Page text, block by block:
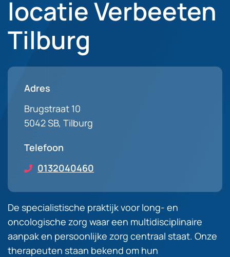
locatie Verbeeten
Tilburg
Adres
Brugstraat 10
5042 SB, Tilburg
Telefoon
0132040460
De specialistische praktijk voor long- en
oncologische zorg waar een multidisciplinaire
aanpak en persoonlijke zorg centraal staat. Onze
therapeuten staan bekend om hun